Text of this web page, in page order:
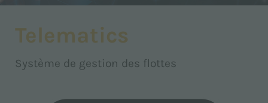
Telematics
Système de gestion des flottes